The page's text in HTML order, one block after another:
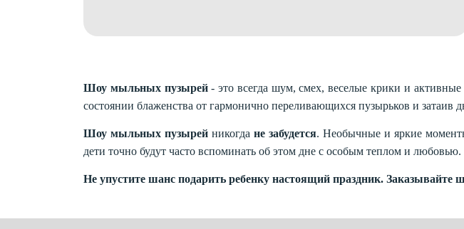
Шоу мыльных пузырей- это всегда шум, смех, веселые крики и
состоянии блаженства от гармонично переливающихся пузырьков и затаив
Шоу мыльных пузырейникогда не забудется. Необычные и яркие
дети точно будут часто вспоминать об этом дне с особым теплом и любовью.
Не упустите шанс подарить ребенку настоящий праздник.